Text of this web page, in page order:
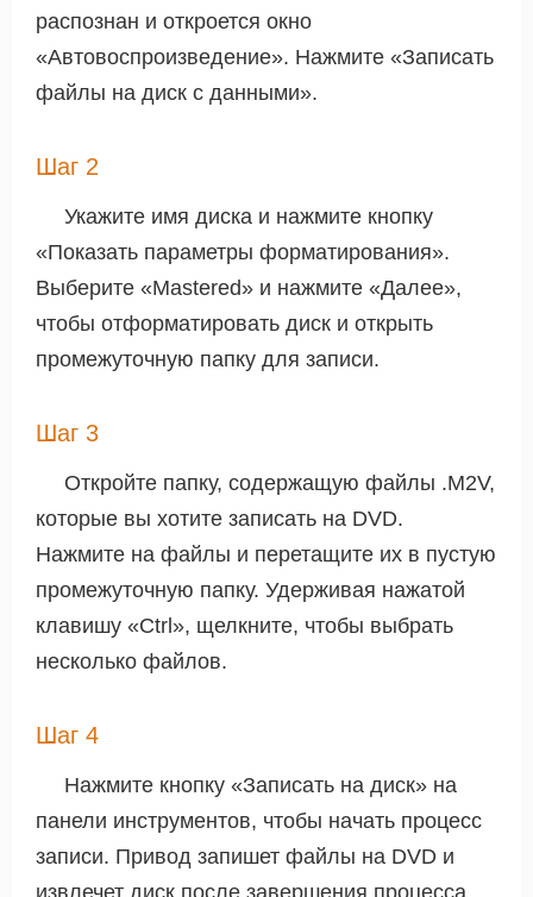
распознан и откроется окно
«Автовоспроизведение». Нажмите «Записать
файлы на диск с данными».
Шаг 2
Укажите имя диска и нажмите кнопку
«Показать параметры форматирования».
Выберите «Mastered» и нажмите «Далее»,
чтобы отформатировать диск и открыть
промежуточную папку для записи.
Шаг 3
Откройте папку, содержащую файлы .M2V,
которые вы хотите записать на DVD.
Нажмите на файлы и перетащите их в пустую
промежуточную папку. Удерживая нажатой
клавишу «Ctrl», щелкните, чтобы выбрать
несколько файлов.
Шаг 4
Нажмите кнопку «Записать на диск» на
панели инструментов, чтобы начать процесс
записи. Привод запишет файлы на DVD и